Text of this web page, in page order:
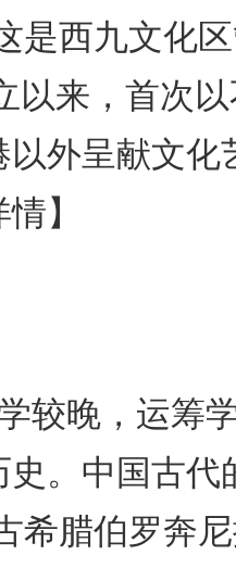
是西九文化
以来，首次
外呈献文化
情】
晚，运筹
。中国古代
希腊伯罗奔